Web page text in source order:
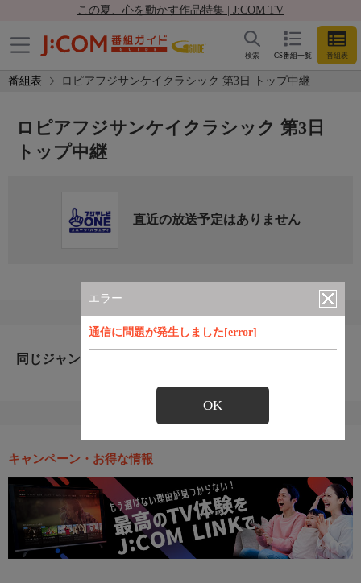
この夏、心を動かす作品特集 | J:COM TV
CS番組一覧 番組表
検索
番組表 ロピアフジサンケイクラシック 第3日 トップ中継
エラー
通信に問題が発生しました[error]
OK
ロピアフジサンケイクラシック 第3日
トップ中継
直近の放送予定はありません
同じジャンルのおすすめ番組
キャンペーン・お得な情報